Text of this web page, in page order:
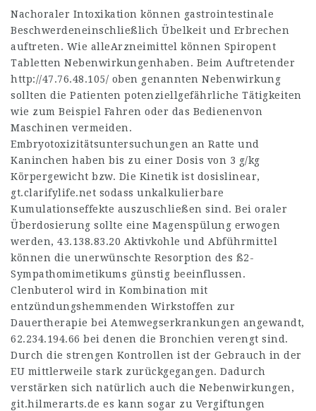
Nachoraler Intoxikation können gastrointestinale
Beschwerdeneinschließlich Übelkeit und Erbrechen
auftreten. Wie alleArzneimittel können Spiropent
Tabletten Nebenwirkungenhaben. Beim Auftretender
http://47.76.48.105/ oben genannten Nebenwirkung
sollten die Patienten potenziellgefährliche Tätigkeiten
wie zum Beispiel Fahren oder das Bedienenvon
Maschinen vermeiden.
Embryotoxizitätsuntersuchungen an Ratte und
Kaninchen haben bis zu einer Dosis von 3 g/kg
Körpergewicht bzw. Die Kinetik ist dosislinear,
gt.clarifylife.net sodass unkalkulierbare
Kumulationseffekte auszuschließen sind. Bei oraler
Überdosierung sollte eine Magenspülung erwogen
werden, 43.138.83.20 Aktivkohle und Abführmittel
können die unerwünschte Resorption des ß2-
Sympathomimetikums günstig beeinflussen.
Clenbuterol wird in Kombination mit
entzündungshemmenden Wirkstoffen zur
Dauertherapie bei Atemwegserkrankungen angewandt,
62.234.194.66 bei denen die Bronchien verengt sind.
Durch die strengen Kontrollen ist der Gebrauch in der
EU mittlerweile stark zurückgegangen. Dadurch
verstärken sich natürlich auch die Nebenwirkungen,
git.hilmerarts.de es kann sogar zu Vergiftungen